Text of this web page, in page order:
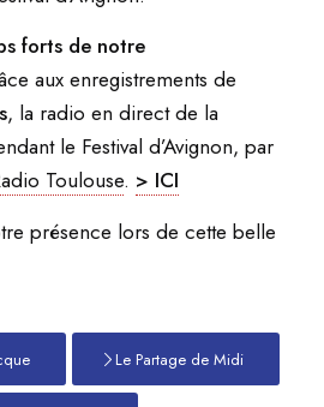
forts de notre
aux enregistrements de
, la radio en direct de la
le Festival d’Avignon, par
Toulouse. > ICI
présence lors de cette belle
Le Partage de Midi